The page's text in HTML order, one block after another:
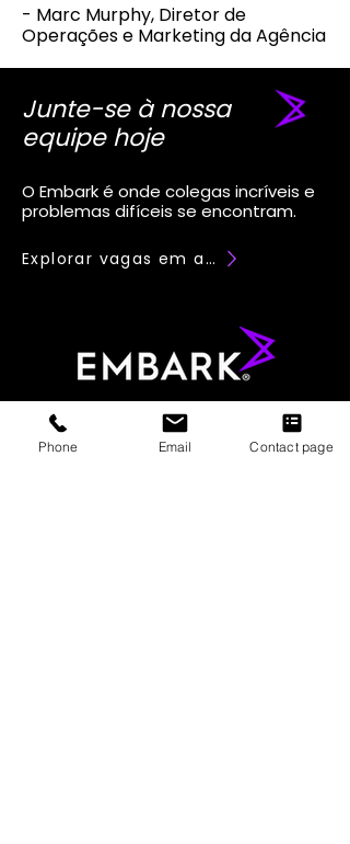
- Marc Murphy, Diretor de
Operações e Marketing da Agência
Junte-se à nossa
equipe hoje
O Embark é onde colegas incríveis e
problemas difíceis se encontram.
Explorar vagas em aberto
Phone Email Contact page